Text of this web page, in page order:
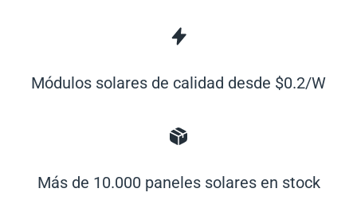
Módulos solares de calidad desde $0.2/W
Más de 10.000 paneles solares en stock